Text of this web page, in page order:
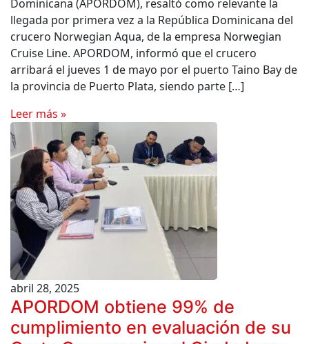
Dominicana (APORDOM), resaltó como relevante la
llegada por primera vez a la República Dominicana del
crucero Norwegian Aqua, de la empresa Norwegian
Cruise Line. APORDOM, informó que el crucero
arribará el jueves 1 de mayo por el puerto Taino Bay de
la provincia de Puerto Plata, siendo parte […]
Leer más »
abril 28, 2025
APORDOM obtiene 99% de
cumplimiento en evaluación de su